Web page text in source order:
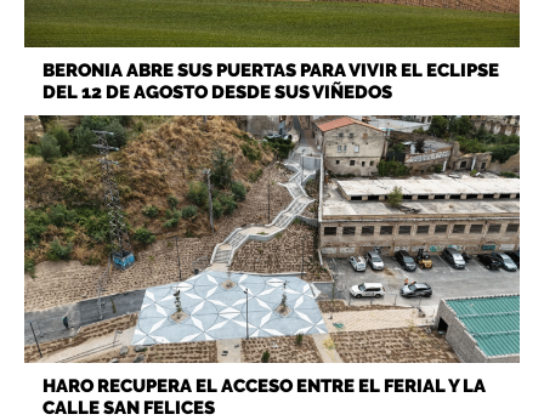
BERONIA ABRE SUS PUERTAS PARA VIVIR EL ECLIPSE
DEL 12 DE AGOSTO DESDE SUS VIÑEDOS
HARO RECUPERA EL ACCESO ENTRE EL FERIAL Y LA
CALLE SAN FELICES